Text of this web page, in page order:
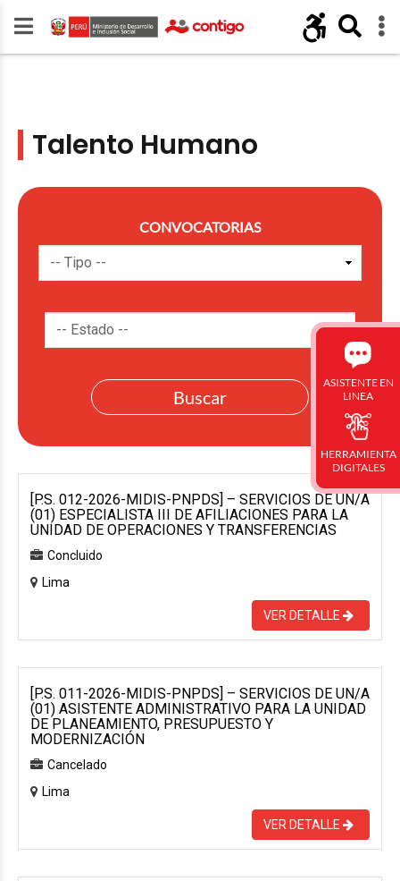
Talento Humano
CONVOCATORIAS
[P.S. 012-2026-MIDIS-PNPDS] – SERVICIOS DE UN/A
(01) ESPECIALISTA III DE AFILIACIONES PARA LA
UNIDAD DE OPERACIONES Y TRANSFERENCIAS
Concluido
Lima
VER DETALLE
[P.S. 011-2026-MIDIS-PNPDS] – SERVICIOS DE UN/A
(01) ASISTENTE ADMINISTRATIVO PARA LA UNIDAD
DE PLANEAMIENTO, PRESUPUESTO Y
MODERNIZACIÓN
Cancelado
Lima
VER DETALLE
ASISTENTE EN
LINEA
HERRAMIENTA
DIGITALES